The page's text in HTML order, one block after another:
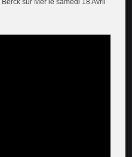
sur Mer le samedi 18 Avril